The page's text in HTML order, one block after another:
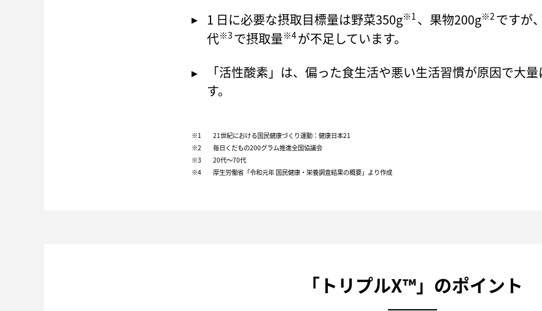
1 日に必要な摂取目標量は野菜350g※1 、果物200g※2 ですが
代※3 で摂取量※4が不足しています。
「活性酸素」は、偏った食生活や悪い生活習慣が原因で大
す。
※1
21世紀における国民健康づくり運動：健康日本21
※2
毎日くだもの200グラム推進全国協議会
※3
20代～70代
※4
厚生労働省「令和元年 国民健康・栄養調査結果の概要」より作成
「トリプルX™」のポイント